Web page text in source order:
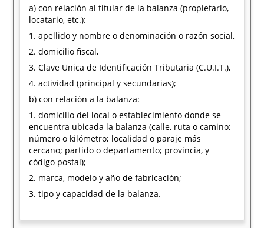
a) con relación al titular de la balanza (propietario,
locatario, etc.):
1. apellido y nombre o denominación o razón social,
2. domicilio fiscal,
3. Clave Unica de Identificación Tributaria (C.U.I.T.),
4. actividad (principal y secundarias);
b) con relación a la balanza:
1. domicilio del local o establecimiento donde se
encuentra ubicada la balanza (calle, ruta o camino;
número o kilómetro; localidad o paraje más
cercano; partido o departamento; provincia, y
código postal);
2. marca, modelo y año de fabricación;
3. tipo y capacidad de la balanza.